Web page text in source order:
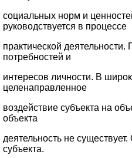
социальных норм и
руководствуется в процессе
практической
потребностей и
интересов личности. В
целенаправленное
воздействие субъекта на
объекта
деятельность не
субъекта.